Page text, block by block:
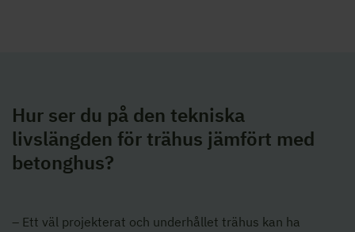
Hur ser du på den tekniska
livslängden för trähus jämfört med
betonghus?
– Ett väl projekterat och underhållet trähus kan ha